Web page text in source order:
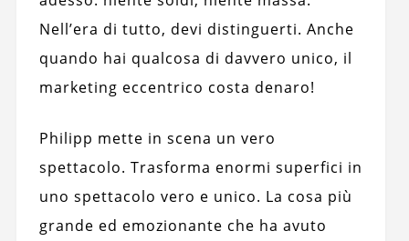
Nell’era di tutto, devi distinguerti. Anche
quando hai qualcosa di davvero unico, il
marketing eccentrico costa denaro!
Philipp mette in scena un vero
spettacolo. Trasforma enormi superfici in
uno spettacolo vero e unico. La cosa più
grande ed emozionante che ha avuto